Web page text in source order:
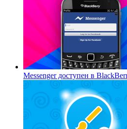
Messenger доступен в